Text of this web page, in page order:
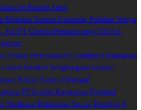
ke Rumah Sakit
Samsat Kalianda, Puluhan Warga
Cinthia Pandanwangi TIDAK
Pelaku Pencurian di Candipuro Ditangkap
Akan Berikan Penghargaan kepada
Beliau Pantas Dihargai!
PT Kaltim Kariangau Terminal
Sterilisasi Pelabuhan Secara Penuh di 6